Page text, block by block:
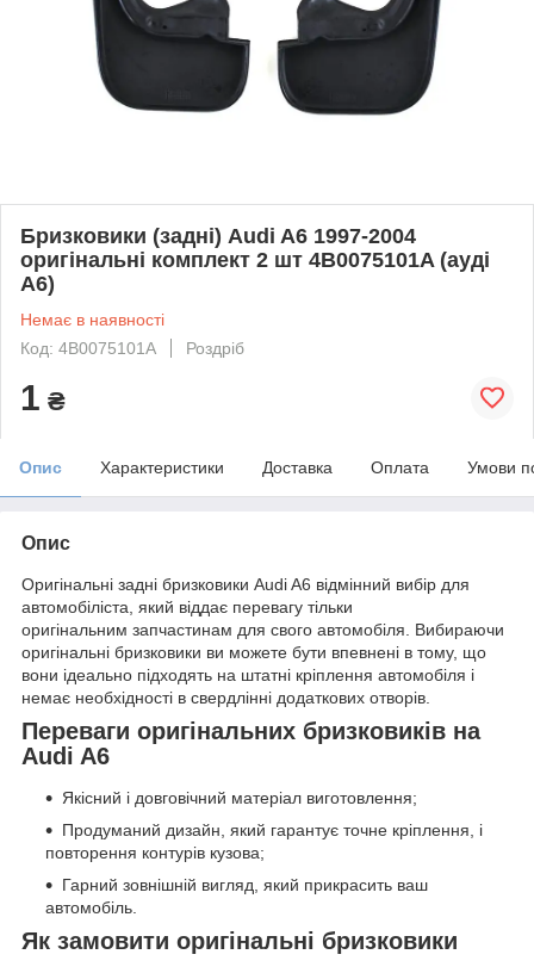
Бризковики (задні) Audi A6 1997-2004
оригінальні комплект 2 шт 4B0075101A (ауді
А6)
Немає в наявності
Код: 4B0075101A
Роздріб
1 ₴
Опис Характеристики Доставка Оплата Умови
Опис
Оригінальні задні бризковики Audi A6 відмінний вибір для
автомобіліста, який віддає перевагу тільки
оригінальним запчастинам для свого автомобіля. Вибираючи
оригінальні бризковики ви можете бути впевнені в тому, що
вони ідеально підходять на штатні кріплення автомобіля і
немає необхідності в свердлінні додаткових отворів.
Переваги оригінальних бризковиків на
Audi A6
Якісний і довговічний матеріал виготовлення;
Продуманий дизайн, який гарантує точне кріплення, і
повторення контурів кузова;
Гарний зовнішній вигляд, який прикрасить ваш
автомобіль.
Як замовити оригінальні бризковики